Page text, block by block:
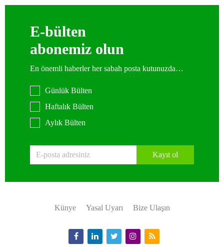
E-bülten
abonemiz olun
En önemli haberler her sabah posta kutunuzda…
Günlük Bülten
Haftalık Bülten
Aylık Bülten
Kayıt ol
Künye Yasal Uyarı Bize Ulaşın